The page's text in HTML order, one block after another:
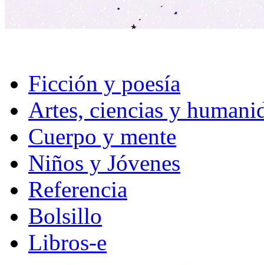
Ficción y poesía
Artes, ciencias y
Cuerpo y mente
Niños y Jóvenes
Referencia
Bolsillo
Libros-e